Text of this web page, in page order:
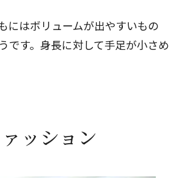
にはボリュームが出やすいもの
です。身長に対して手足が小さめ
ッション